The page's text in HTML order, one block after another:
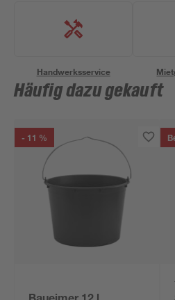
Handwerksservice
Häufig dazu gekauft
- 11 %